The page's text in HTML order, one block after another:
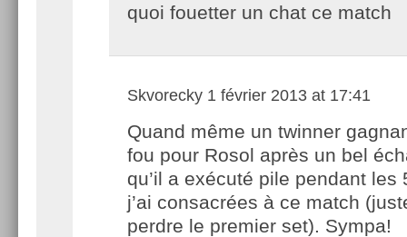
quoi fouetter un chat ce match
Skvorecky 1 février 2013 at 17:41
Quand même un twinner
fou pour Rosol après un bel
qu’il a exécuté pile pendant les
j’ai consacrées à ce match
perdre le premier set). Sympa!